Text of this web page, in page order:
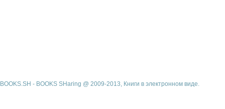
BOOKS.SH - BOOKS SHaring @ 2009-2013, Книги в электронном виде.